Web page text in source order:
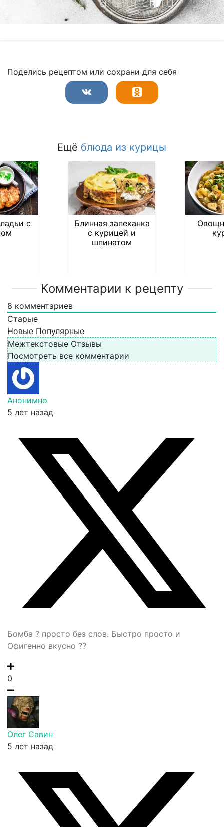
Поделись рецептом или сохрани для себя
Ещё блюда из курицы
с
Блинная запеканка
с курицей и
шпинатом
Комментарии к рецепту
8 комментариев
Старые
Новые Популярные
Межтекстовые Отзывы
Посмотреть все комментарии
Анонимно
5 лет назад
Бомба ? просто без слов. Быстро просто и
Офигенно вкусно ??
0
Олег Савин
5 лет назад